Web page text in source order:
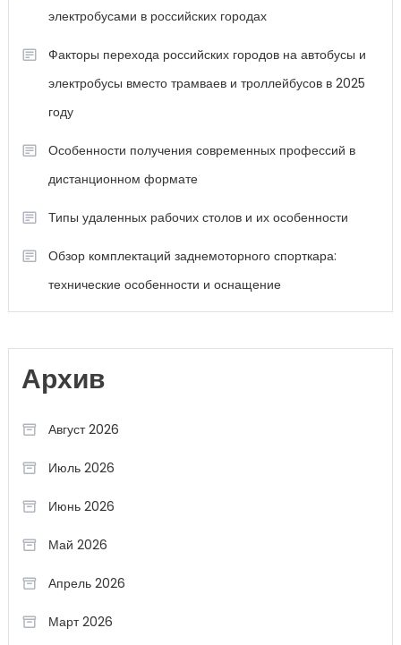
электробусами в российских городах
Факторы перехода российских городов на автобусы и
электробусы вместо трамваев и троллейбусов в 2025
году
Особенности получения современных профессий в
дистанционном формате
Типы удаленных рабочих столов и их особенности
Обзор комплектаций заднемоторного спорткара:
технические особенности и оснащение
Архив
Август 2026
Июль 2026
Июнь 2026
Май 2026
Апрель 2026
Март 2026